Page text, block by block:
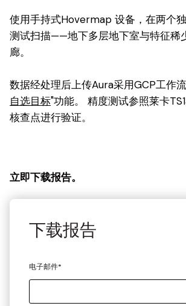
使用手持式Hovermap 设备，在两个
测试扫描——地下多层地下室与特征稀
廊。
数据经处理后上传Aura采用GCP工作
自选目标"功能。 精度测试参照莱卡
核查点进行验证。
立即下载报告。
下载报告
电子邮件*